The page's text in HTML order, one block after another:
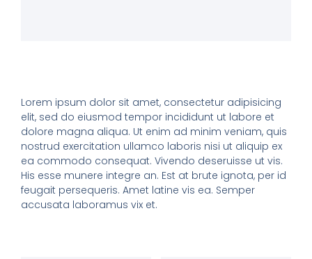
Lorem ipsum dolor sit amet, consectetur adipisicing
elit, sed do eiusmod tempor incididunt ut labore et
dolore magna aliqua. Ut enim ad minim veniam, quis
nostrud exercitation ullamco laboris nisi ut aliquip ex
ea commodo consequat. Vivendo deseruisse ut vis.
His esse munere integre an. Est at brute ignota, per id
feugait persequeris. Amet latine vis ea. Semper
accusata laboramus vix et.